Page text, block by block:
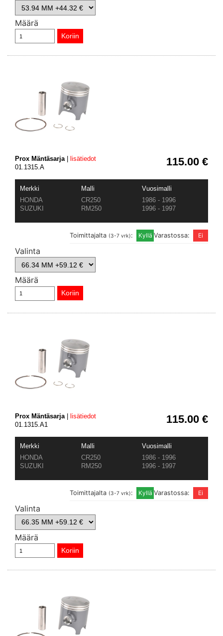
Määrä
115.00 €
Prox Mäntäsarja|
lisätiedot
01.1315.A
Merkki Malli
Vuosimalli
HONDA
CR250
1986 - 1996
SUZUKI
RM250 1996 - 1997
Varastossa:
Toimittajalta (3-7 vrk):
Valinta
Määrä
115.00 €
Prox Mäntäsarja
lisätiedot
01.1315.A1
Merkki Malli
Vuosimalli
HONDA
CR250
1986 - 1996
SUZUKI
RM250 1996 - 1997
Varastossa:
Toimittajalta (3-7 vrk):
Valinta
Määrä